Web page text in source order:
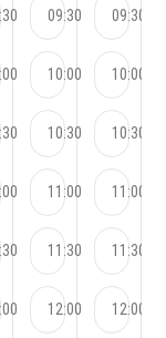
09:30
10:00
10:30
11:00
11:30
12:00
09:30
10:00
10:30
11:00
11:30
12:00